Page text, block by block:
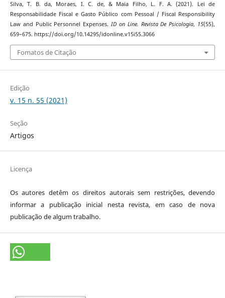
Silva, T. B. da, Moraes, I. C. de, & Maia Filho, L. F. A. (2021). Lei de
Responsabilidade Fiscal e Gasto Público com Pessoal / Fiscal Responsibility
Law and Public Personnel Expenses.ID on Line. Revista De Psicologia, 15(55),
659–675. https://doi.org/10.14295/idonline.v15i55.3066
Fomatos de Citação
Edição
v. 15 n. 55 (2021)
Seção
Artigos
Licença
Os autores detêm os direitos autorais sem restrições, devendo
informar a publicação inicial nesta revista, em caso de nova
publicação de algum trabalho.